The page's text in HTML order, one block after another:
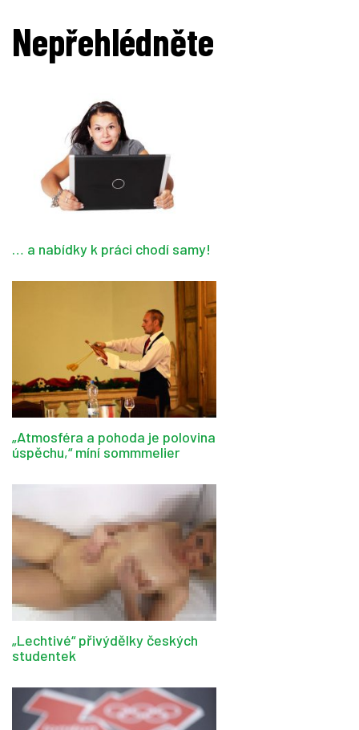
Nepřehlédněte
… a nabídky k práci chodí samy!
„Atmosféra a pohoda je polovina
úspěchu,“ míní sommmelier
„Lechtivé“ přivýdělky českých
studentek